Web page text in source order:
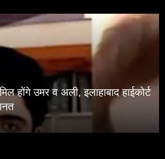
उमर व अली, इलाहाबाद हाईकोर्ट